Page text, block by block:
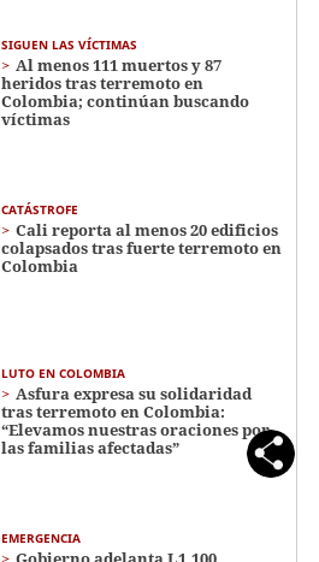
SIGUEN LAS VÍCTIMAS
Al menos 111 muertos y 87
heridos tras terremoto en
Colombia; continúan buscando
víctimas
CATÁSTROFE
Cali reporta al menos 20 edificios
colapsados tras fuerte terremoto en
Colombia
LUTO EN COLOMBIA
Asfura expresa su solidaridad
tras terremoto en Colombia:
“Elevamos nuestras oraciones por
las familias afectadas”
EMERGENCIA